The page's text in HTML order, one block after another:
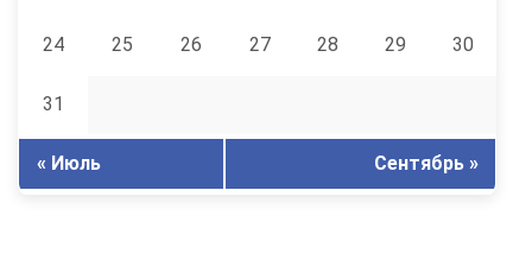
24 25 26 27 28 29 30
31
« Июль Сентябрь »